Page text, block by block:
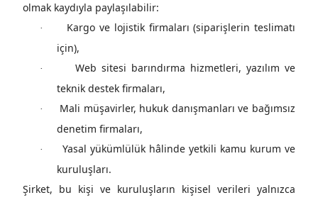
olmak kaydıyla paylaşılabilir:
·
Kargo ve lojistik firmaları (siparişlerin teslimatı
için),
·
Web sitesi barındırma hizmetleri, yazılım ve
teknik destek firmaları,
·
Mali müşavirler, hukuk danışmanları ve bağımsız
denetim firmaları,
·
Yasal yükümlülük hâlinde yetkili kamu kurum ve
kuruluşları.
Şirket, bu kişi ve kuruluşların kişisel verileri yalnızca